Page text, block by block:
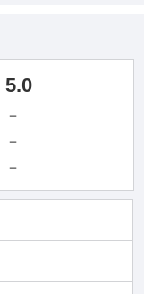
5.0
－
－
－